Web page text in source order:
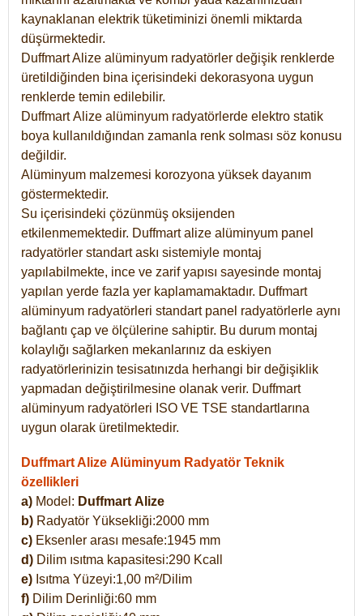
kaynaklanan elektrik tüketiminizi önemli miktarda
düşürmektedir.
Duffmart Alize alüminyum radyatörler değişik renklerde
üretildiğinden bina içerisindeki dekorasyona uygun
renklerde temin edilebilir.
DuffmartAlize alüminyum radyatörlerde elektro statik
boya kullanıldığından zamanla renk solması söz konusu
değildir.
Alüminyum malzemesi korozyona yüksek dayanım
göstermektedir.
Su içerisindeki çözünmüş oksijenden
etkilenmemektedir. Duffmart alize alüminyum panel
radyatörler standart askı sistemiyle montaj
yapılabilmekte, ince ve zarif yapısı sayesinde montaj
yapılan yerde fazla yer kaplamamaktadır. Duffmart
alüminyum radyatörleri standart panel radyatörlerle aynı
bağlantı çap ve ölçülerine sahiptir. Bu durum montaj
kolaylığı sağlarken mekanlarınız da eskiyen
radyatörlerinizin tesisatınızda herhangi bir değişiklik
yapmadan değiştirilmesine olanak verir. Duffmart
alüminyum radyatörleri ISO VE TSE standartlarına
uygun olarak üretilmektedir.
Duffmart Alize Alüminyum Radyatör Teknik
özellikleri
a) Model: Duffmart Alize
b) Radyatör Yüksekliği:2000 mm
c) Eksenler arası mesafe:1945 mm
d) Dilim ısıtma kapasitesi:290 Kcall
e) Isıtma Yüzeyi:1,00 m²/Dilim
f) Dilim Derinliği:60 mm